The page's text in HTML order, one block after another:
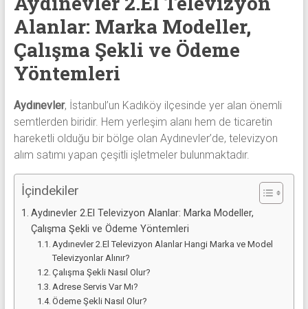
alanlar
adresten
alım
yapıyor
Alanlar: Marka Modeller,
Çalışma Şekli ve Ödeme
Yöntemleri
Aydınevler, İstanbul’un Kadıköy ilçesinde yer alan önemli
semtlerden biridir. Hem yerleşim alanı hem de ticaretin
hareketli olduğu bir bölge olan Aydınevler’de, televizyon
alım satımı yapan çeşitli işletmeler bulunmaktadır.
İçindekiler
Aydınevler 2.El Televizyon Alanlar: Marka Modeller,
Çalışma Şekli ve Ödeme Yöntemleri
Aydınevler 2.El Televizyon Alanlar Hangi Marka ve Model
Televizyonlar Alınır?
Çalışma Şekli Nasıl Olur?
Adrese Servis Var Mı?
Ödeme Şekli Nasıl Olur?